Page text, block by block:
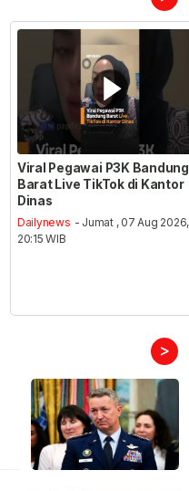
Viral Pegawai P3K Bandung
Barat Live TikTok di Kantor
Dinas
Dailynews - Jumat , 07 Aug 2026,
20:15 WIB
>